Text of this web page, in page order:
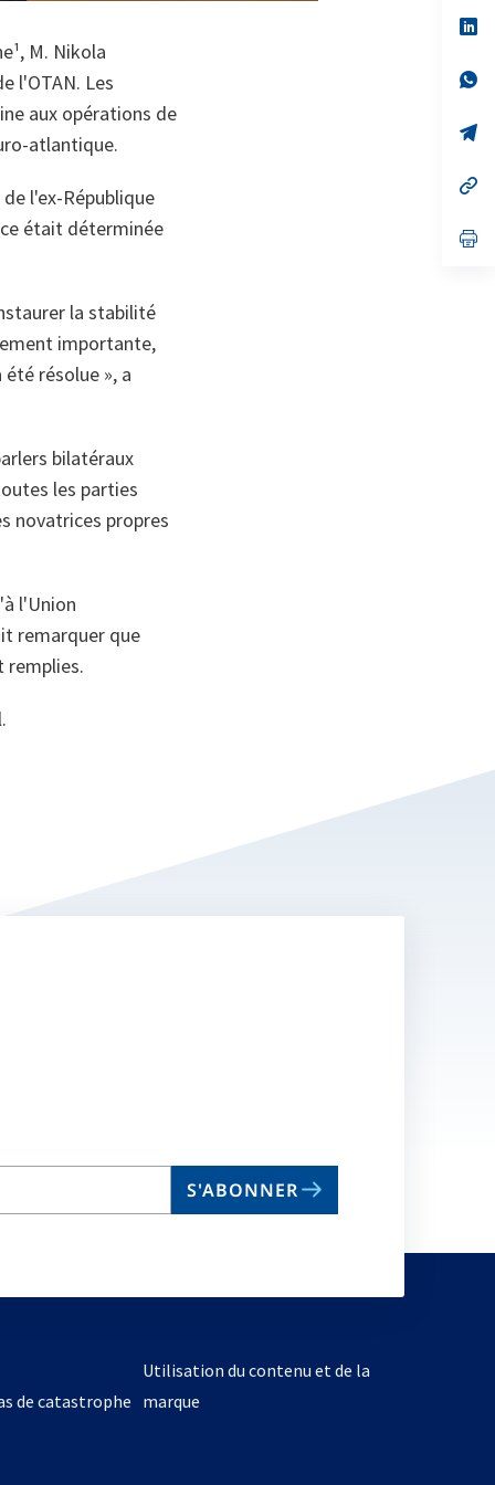
M. Nikola
l'OTAN. Les
aux opérations de
atlantique.
l'ex-République
était déterminée
la stabilité
importante,
résolue », a
bilatéraux
les parties
novatrices propres
l'Union
remarquer que
remplies.
S'ABONNER
de catastrophe
Utilisation du contenu et de la
marque